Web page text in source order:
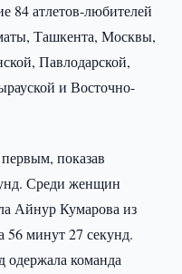
84 атлетов-любителей
Ташкента, Москвы,
Павлодарской,
и Восточно-
показав
Среди женщин
Айнур Кумарова из
56 минут 27 секунд.
одержала команда